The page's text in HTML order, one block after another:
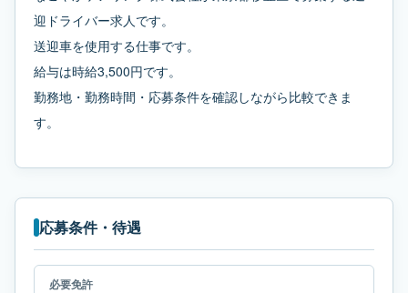
迎ドライバー求人です。
送迎車を使用する仕事です。
給与は時給3,500円です。
勤務地・勤務時間・応募条件を確認しながら比較できま
す。
応募条件・待遇
必要免許